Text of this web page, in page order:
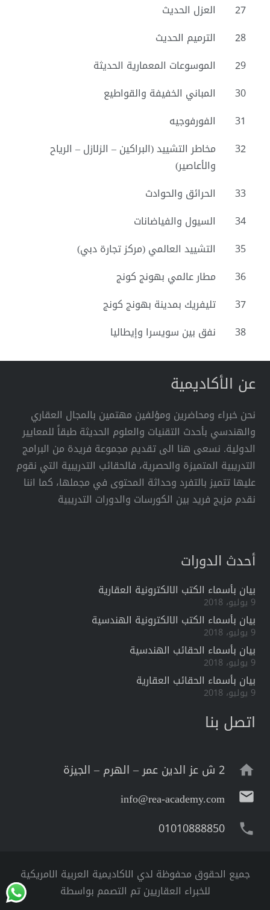
27
العزل الحديث
28
الترميم الحديث
29
الموسوعات المعمارية الحديثة
30
المباني الخفيفة والقواطيع
31
الفورفوجيه
32
مخاطر التشييد (البراكين – الزلازل – الرياح
والأعاصير)
33
الحرائق والحوادث
34
السيول والفياضانات
35
التشييد العالمي (مركز تجارة دبي)
36
مطار عالمي بهونج كونج
37
تليفريك بمدينة بهونج كونج
38
نفق بين سويسرا وإيطاليا
عن الأكاديمية
نحن خبراء ومحاضرين ومؤلفين مهتمين بالمجال العقاري
والهندسي بأحدث التقنيات والعلوم الحديثة طبقاً للمعايير
الدولية. نسعى هنا الى تقديم مجموعة فريدة من البرامج
التدريبية المتميزة والحصرية، فالحقائب التدريبية التي نقوم
عليها تتميز بالتفرد وحداثة المحتوى في مجملها، كما اننا
نقدم مزيج فريد بين الكورسات والدورات التدريبية
أحدث الدورات
بيان بأسماء الكتب الالكترونية العقارية
9 يوليو، 2018
بيان بأسماء الكتب الالكترونية الهندسية
9 يوليو، 2018
بيان بأسماء الحقائب الهندسية
9 يوليو، 2018
بيان بأسماء الحقائب العقارية
9 يوليو، 2018
اتصل بنا
home 2 ش عز الدين عمر – الهرم – الجيزة
mail
info@rea-academy.com
phone
01010888850
جميع الحقوق محفوظة لدي الاكاديمية العربية الامريكية
للخبراء العقاريين تم التصمم بواسطة